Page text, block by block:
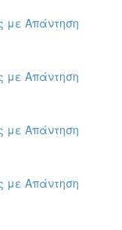
με Απάντηση
με Απάντηση
με Απάντηση
με Απάντηση